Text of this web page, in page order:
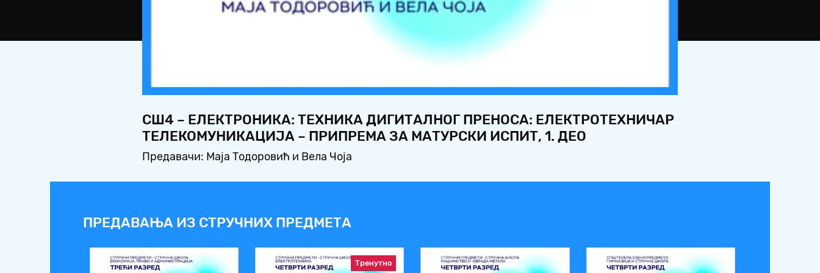
Video
СШ4 – ЕЛЕКТРОНИКА: ТЕХНИКА ДИГИТАЛНОГ ПРЕНОСА: ЕЛЕКТРОТЕХНИЧАР
ТЕЛЕКОМУНИКАЦИЈА – ПРИПРЕМА ЗА МАТУРСКИ ИСПИТ, 1. ДЕО
Предавачи: Маја Тодоровић и Вела Чоја
ПРЕДАВАЊА ИЗ СТРУЧНИХ ПРЕДМЕТА
Тренутно